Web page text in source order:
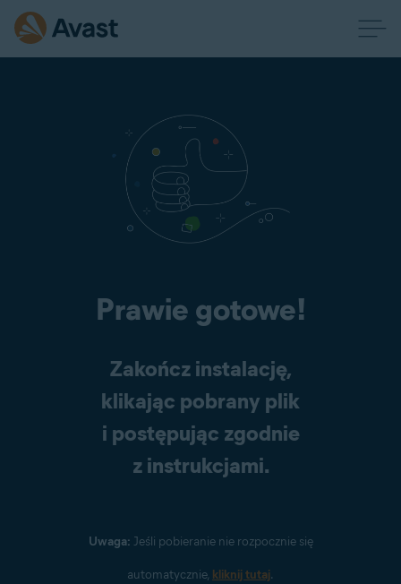
Prawie gotowe!
Zakończ instalację,
klikając pobrany plik
i postępując zgodnie
z instrukcjami.
Uwaga: Jeśli pobieranie nie rozpocznie się
automatycznie, kliknij tutaj.